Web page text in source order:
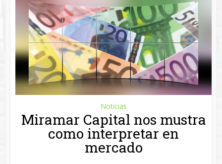
Noticias
La importancia de Wall
Street en el mercado
mundial